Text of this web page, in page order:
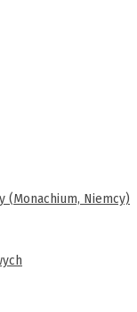
(Monachium, Niemcy)